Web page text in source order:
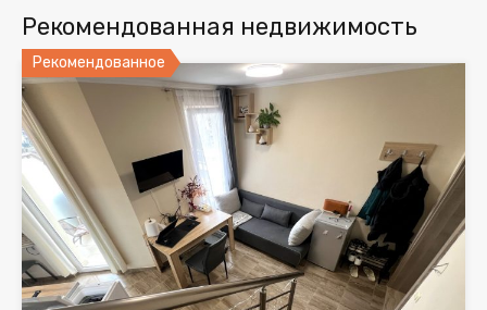
Рекомендованная недвижимость
Рекомендованное